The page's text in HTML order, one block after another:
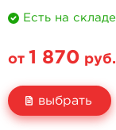
Есть на складе
от 1 870 руб.
выбрать